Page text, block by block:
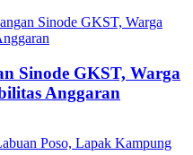
Sinode GKST, Warga
Anggaran